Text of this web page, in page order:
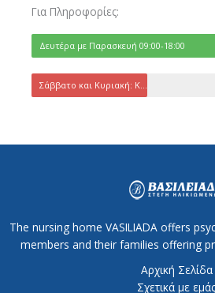
Για Πληροφορίες:
Δευτέρα με Παρασκευή 09:00-18:00
The nursing home VASILIADA offers
members and their families offering
Αρχική Σελίδα
Σχετικά με εμάς